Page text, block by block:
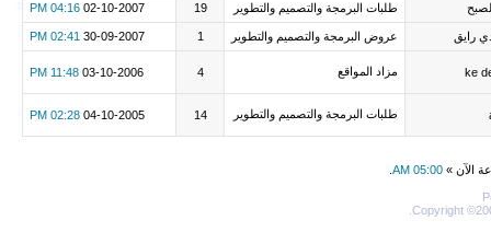
طلبات البرمجة والتصميم والتطوير 19
02-10-2007
04:16 PM
رايق عروض البرمجة والتصميم والتطوير 1
30-09-2007
02:41 PM
ke مزاد المواقع 4
03-10-2006
11:48 PM
طلبات البرمجة والتصميم والتطوير 14
04-10-2005
02:28 PM
الآن » 05:00 AM
Copyright